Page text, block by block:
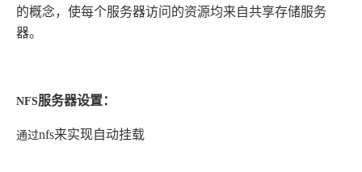
的概念，使每个服务器访问的资源均来自共享存储服务
器。
NFS服务器设置：
通过nfs来实现自动挂载